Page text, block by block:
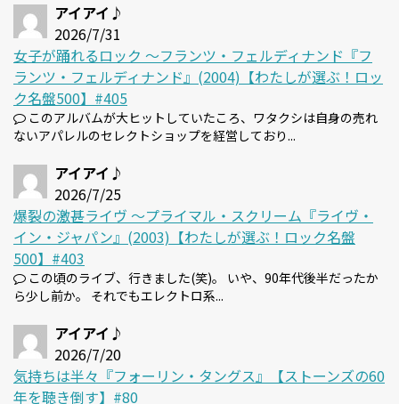
アイアイ♪
2026/7/31
女子が踊れるロック 〜フランツ・フェルディナンド『フ
ランツ・フェルディナンド』(2004)【わたしが選ぶ！ロッ
ク名盤500】#405
このアルバムが大ヒットしていたころ、ワタクシは自身の売れ
ないアパレルのセレクトショップを経営しており...
アイアイ♪
2026/7/25
爆裂の激甚ライヴ 〜プライマル・スクリーム『ライヴ・
イン・ジャパン』(2003)【わたしが選ぶ！ロック名盤
500】#403
この頃のライブ、行きました(笑)。 いや、90年代後半だったか
ら少し前か。 それでもエレクトロ系...
アイアイ♪
2026/7/20
気持ちは半々『フォーリン・タングス』【ストーンズの60
年を聴き倒す】#80